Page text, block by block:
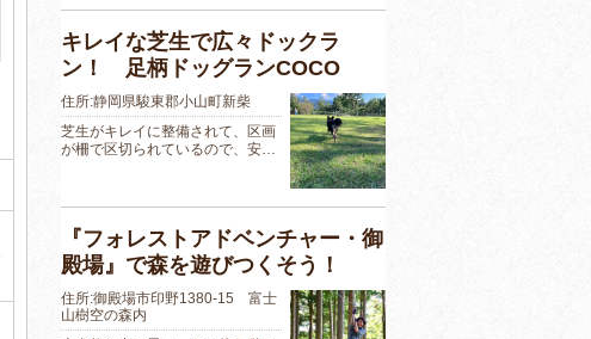
キレイな芝生で広々ドックラ
ン！ 足柄ドッグランCOCO
住所:静岡県駿東郡小山町新柴
芝生がキレイに整備されて、区画
が柵で区切られているので、安…
『フォレストアドベンチャー・御
殿場』で森を遊びつくそう！
住所:御殿場市印野1380-15 富士
山樹空の森内